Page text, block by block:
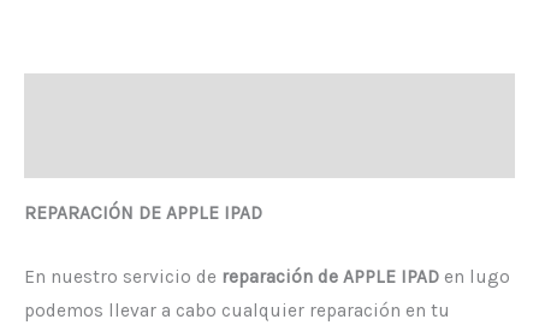
REPARACIÓN DE APPLE IPAD
En nuestro servicio de reparación de APPLE IPAD en lugo
podemos llevar a cabo cualquier reparación en tu